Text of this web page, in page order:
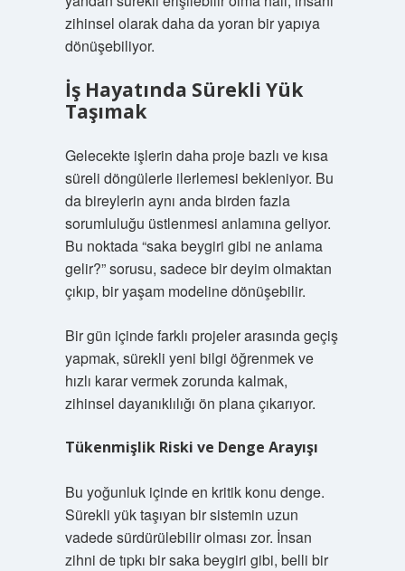
zihinsel olarak daha da yoran bir yapıya
dönüşebiliyor.
İş Hayatında Sürekli Yük
Taşımak
Gelecekte işlerin daha proje bazlı ve kısa
süreli döngülerle ilerlemesi bekleniyor. Bu
da bireylerin aynı anda birden fazla
sorumluluğu üstlenmesi anlamına geliyor.
Bu noktada “saka beygiri gibi ne anlama
gelir?” sorusu, sadece bir deyim olmaktan
çıkıp, bir yaşam modeline dönüşebilir.
Bir gün içinde farklı projeler arasında geçiş
yapmak, sürekli yeni bilgi öğrenmek ve
hızlı karar vermek zorunda kalmak,
zihinsel dayanıklılığı ön plana çıkarıyor.
Tükenmişlik Riski ve Denge Arayışı
Bu yoğunluk içinde en kritik konu denge.
Sürekli yük taşıyan bir sistemin uzun
vadede sürdürülebilir olması zor. İnsan
zihni de tıpkı bir saka beygiri gibi, belli bir